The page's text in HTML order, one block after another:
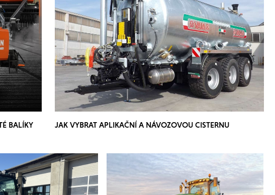
BALÍKY JAK VYBRAT APLIKAČNÍ A NÁVOZOVOU CISTERNU